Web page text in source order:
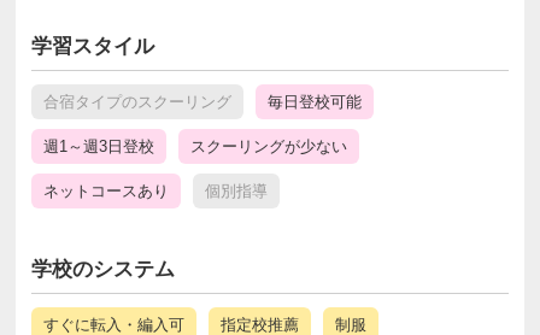
学習スタイル
合宿タイプのスクーリング 毎日登校可能
週1～週3日登校 スクーリングが少ない
ネットコースあり 個別指導
学校のシステム
すぐに転入・編入可 指定校推薦 制服